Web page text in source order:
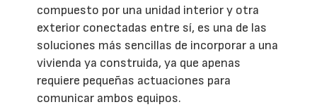
compuesto por una unidad interior y otra
exterior conectadas entre sí, es una de las
soluciones más sencillas de incorporar a una
vivienda ya construida, ya que apenas
requiere pequeñas actuaciones para
comunicar ambos equipos.